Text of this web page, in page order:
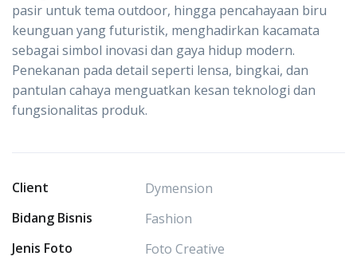
pasir untuk tema outdoor, hingga pencahayaan biru
keunguan yang futuristik, menghadirkan kacamata
sebagai simbol inovasi dan gaya hidup modern.
Penekanan pada detail seperti lensa, bingkai, dan
pantulan cahaya menguatkan kesan teknologi dan
fungsionalitas produk.
Client
Dymension
Bidang Bisnis
Fashion
Jenis Foto
Foto Creative